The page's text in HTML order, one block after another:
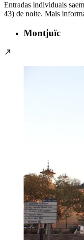
Entradas individuais
43) de noite. Mais
Montjuïc